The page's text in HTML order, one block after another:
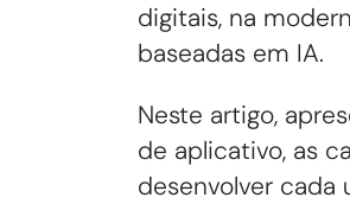
digitais, na
baseadas em IA.
Neste artigo,
de aplicativo, as
desenvolver cada